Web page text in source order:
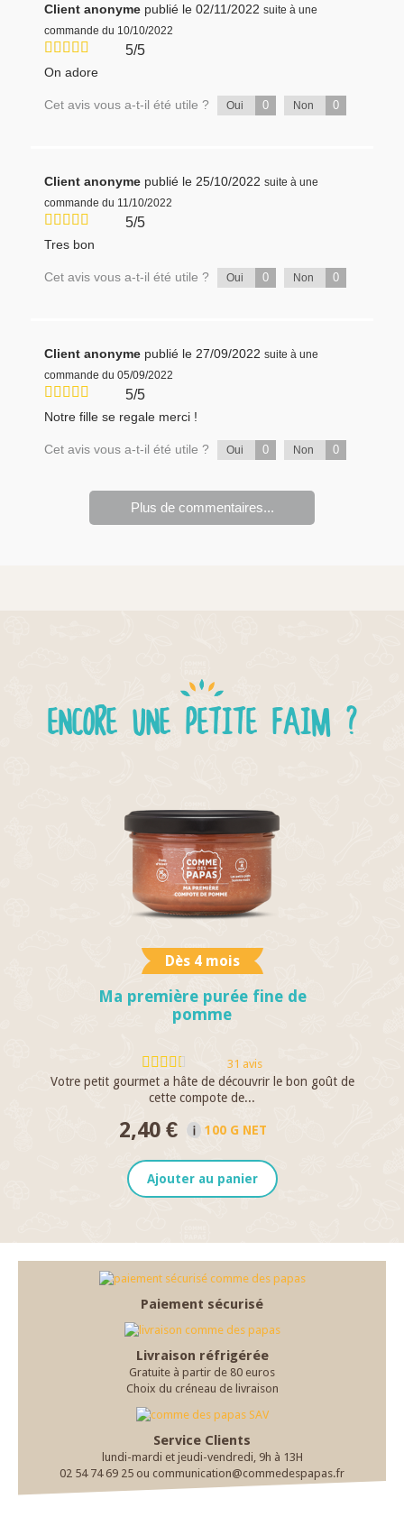
Client anonyme publié le 02/11/2022 suite à une
commande du 10/10/2022
5/5
On adore
Cet avis vous a-t-il été utile ? Oui 0 Non 0
Client anonyme publié le 25/10/2022 suite à une
commande du 11/10/2022
5/5
Tres bon
Cet avis vous a-t-il été utile ? Oui 0 Non 0
Client anonyme publié le 27/09/2022 suite à une
commande du 05/09/2022
5/5
Notre fille se regale merci !
Cet avis vous a-t-il été utile ? Oui 0 Non 0
Plus de commentaires...
ENCORE UNE PETITE FAIM ?
Dès 4 mois
Ma première purée fine de
pomme
31 avis
Votre petit gourmet a hâte de découvrir le bon goût de
cette compote de...
2,40 € 100 G NET
Ajouter au panier
Paiement sécurisé
Livraison réfrigérée
Gratuite à partir de 80 euros
Choix du créneau de livraison
Service Clients
lundi-mardi et jeudi-vendredi, 9h à 13H
02 54 74 69 25 ou communication@commedespapas.fr